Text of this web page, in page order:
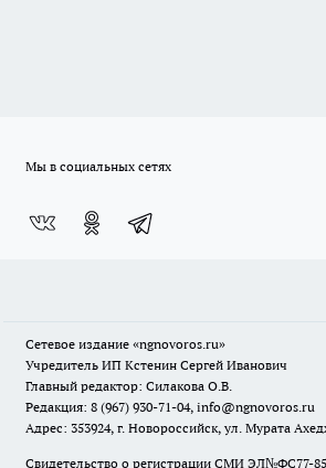
Мы в социальных сетях
Сетевое издание «ngnovoros.ru»
Учредитель ИП Кстенин Сергей Иванович
Главный редактор: Силакова О.В.
Редакция: 8 (967) 930-71-04, info@ngnovoros.ru
Адрес: 353924, г. Новороссийск, ул. Мурата
Свидетельство о регистрации СМИ ЭЛ№ФС77-